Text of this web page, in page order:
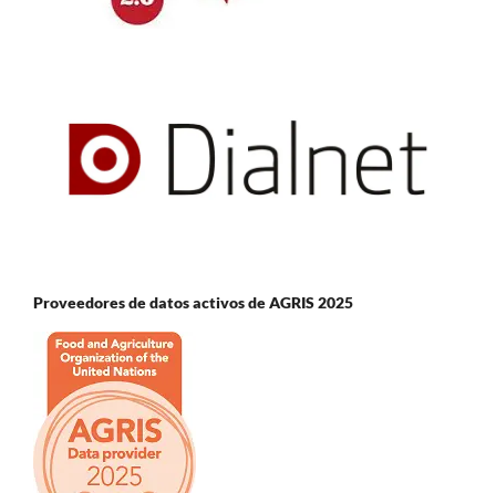
Proveedores de datos activos de AGRIS 2025